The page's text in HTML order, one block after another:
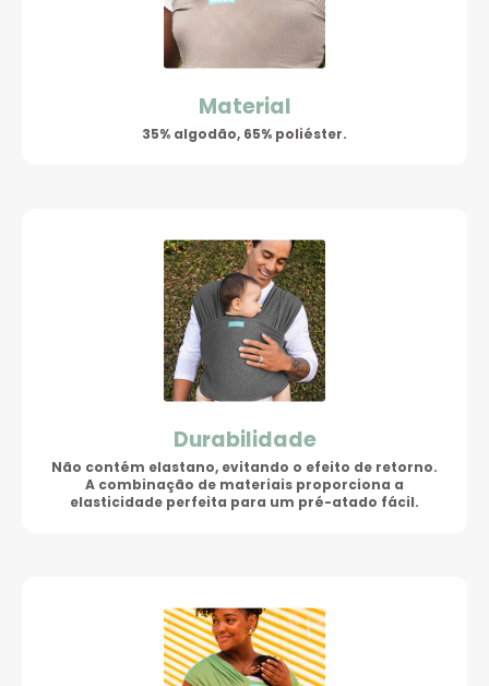
Material
35% algodão, 65% poliéster.
Durabilidade
Não contém elastano, evitando o efeito de retorno.
A combinação de materiais proporciona a
elasticidade perfeita para um pré-atado fácil.